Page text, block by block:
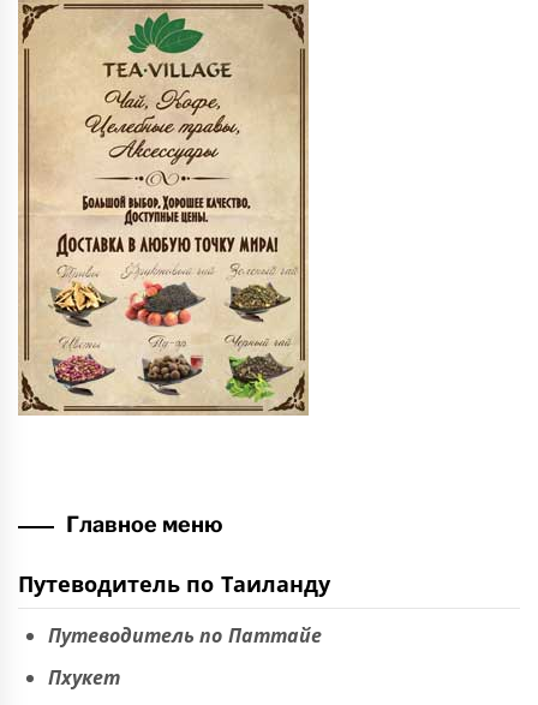
Главное меню
Путеводитель по Таиланду
Путеводитель по Паттайе
Пхукет